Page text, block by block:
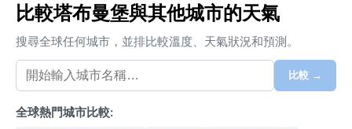
比較塔布曼堡與其他城市的天氣
搜尋全球任何城市，並排比較溫度、天氣狀況和預測。
比較 →
全球熱門城市比較: